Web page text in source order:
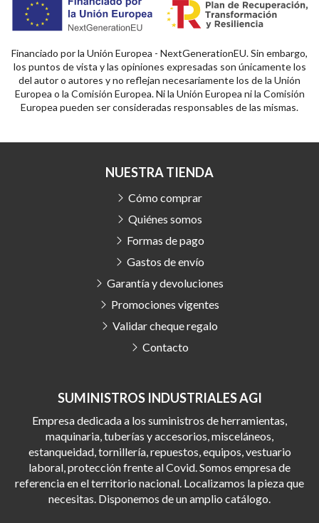
Financiado por la Unión Europea - NextGenerationEU. Sin embargo,
los puntos de vista y las opiniones expresadas son únicamente los
del autor o autores y no reflejan necesariamente los de la Unión
Europea o la Comisión Europea. Ni la Unión Europea ni la Comisión
Europea pueden ser consideradas responsables de las mismas.
SUMINISTROS INDUSTRIALES AGI
Empresa dedicada a los suministros de herramientas,
maquinaria, tuberías y accesorios, misceláneos,
estanqueidad, tornillería, repuestos, equipos, vestuario
laboral, protección frente al Covid. Somos empresa de
referencia en el territorio nacional. Localizamos la pieza que
necesitas. Disponemos de un amplio catálogo.
NUESTRA TIENDA
Cómo comprar
Quiénes somos
Formas de pago
Gastos de envío
Garantía y devoluciones
Promociones vigentes
Validar cheque regalo
Contacto